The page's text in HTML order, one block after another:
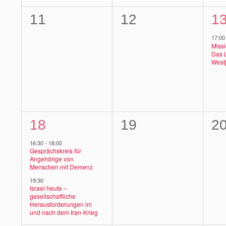
0
11
0
Veranstaltungen,
12
1
17:00
Das
2
Veranstaltungen,
18
16:30- 18:00
Gesprächskreis für
Angehörige von
Menschen mit Demenz
19:30
Israel heute –
gesellschaftliche
Herausforderungen im
und nach dem Iran-Krieg
0
19
0